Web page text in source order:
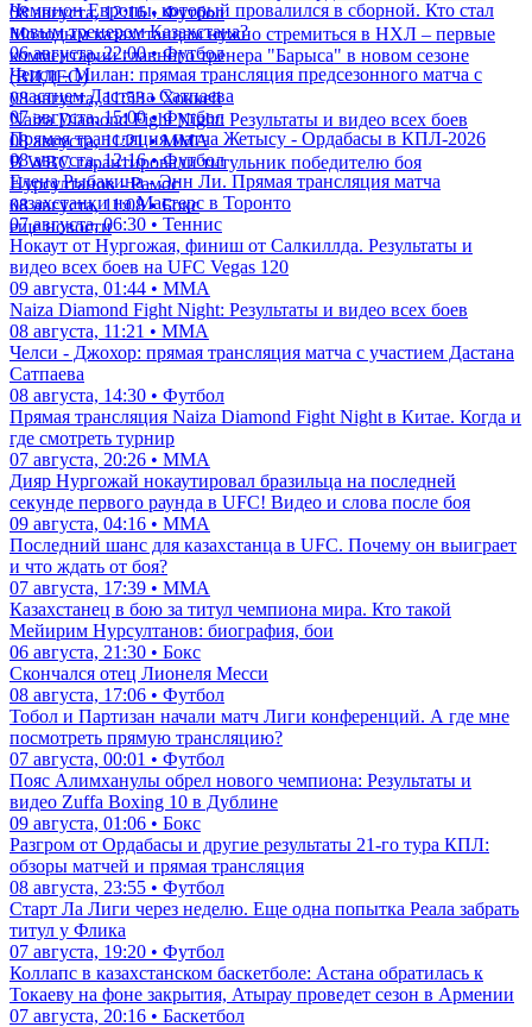
08 августа, 12:16 • Футбол
Молодым казахстанцам нужно стремиться в НХЛ – первые
комментарии главного тренера "Барыса" в новом сезоне
(ВИДЕО)
08 августа, 11:53 • Хоккей
Naiza Diamond Fight Night: Результаты и видео всех боев
08 августа, 11:21 • ММА
В WBC гарантировали титульник победителю боя
Нурсултанов - Рамос
08 августа, 11:08 • Бокс
еще новости
Чемпион Европы, который провалился в сборной. Кто стал
новым тренером Казахстана?
06 августа, 22:00 • Футбол
Челси - Милан: прямая трансляция предсезонного матча с
участием Дастана Сатпаева
07 августа, 15:00 • Футбол
Прямая трансляция матча Жетысу - Ордабасы в КПЛ-2026
08 августа, 12:16 • Футбол
Елена Рыбакина - Энн Ли. Прямая трансляция матча
казахстанки на Мастерс в Торонто
07 августа, 06:30 • Теннис
Нокаут от Нургожая, финиш от Салкиллда. Результаты и
видео всех боев на UFC Vegas 120
09 августа, 01:44 • ММА
Naiza Diamond Fight Night: Результаты и видео всех боев
08 августа, 11:21 • ММА
Челси - Джохор: прямая трансляция матча с участием Дастана
Сатпаева
08 августа, 14:30 • Футбол
Прямая трансляция Naiza Diamond Fight Night в Китае. Когда и
где смотреть турнир
07 августа, 20:26 • ММА
Дияр Нургожай нокаутировал бразильца на последней
секунде первого раунда в UFC! Видео и слова после боя
09 августа, 04:16 • ММА
Последний шанс для казахстанца в UFC. Почему он выиграет
и что ждать от боя?
07 августа, 17:39 • ММА
Казахстанец в бою за титул чемпиона мира. Кто такой
Мейирим Нурсултанов: биография, бои
06 августа, 21:30 • Бокс
Скончался отец Лионеля Месси
08 августа, 17:06 • Футбол
Тобол и Партизан начали матч Лиги конференций. А где мне
посмотреть прямую трансляцию?
07 августа, 00:01 • Футбол
Пояс Алимханулы обрел нового чемпиона: Результаты и
видео Zuffa Boxing 10 в Дублине
09 августа, 01:06 • Бокс
Разгром от Ордабасы и другие результаты 21-го тура КПЛ:
обзоры матчей и прямая трансляция
08 августа, 23:55 • Футбол
Старт Ла Лиги через неделю. Еще одна попытка Реала забрать
титул у Флика
07 августа, 19:20 • Футбол
Коллапс в казахстанском баскетболе: Астана обратилась к
Токаеву на фоне закрытия, Атырау проведет сезон в Армении
07 августа, 20:16 • Баскетбол